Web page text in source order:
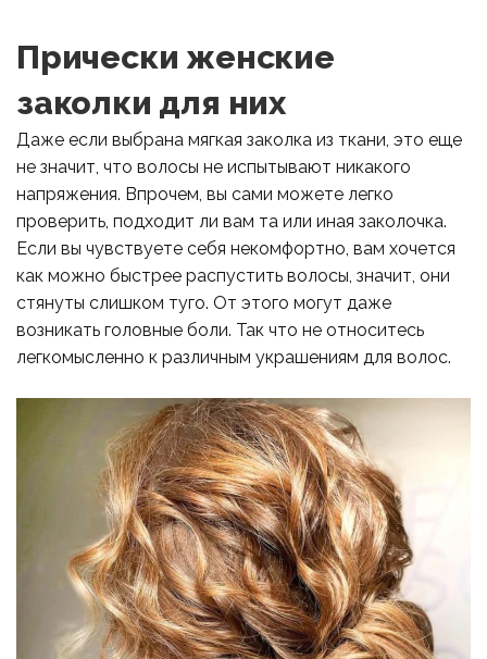
Прически женские
заколки для них
Даже если выбрана мягкая заколка из ткани, это еще
не значит, что волосы не испытывают никакого
напряжения. Впрочем, вы сами можете легко
проверить, подходит ли вам та или иная заколочка.
Если вы чувствуете себя некомфортно, вам хочется
как можно быстрее распустить волосы, значит, они
стянуты слишком туго. От этого могут даже
возникать головные боли. Так что не относитесь
легкомысленно к различным украшениям для волос.